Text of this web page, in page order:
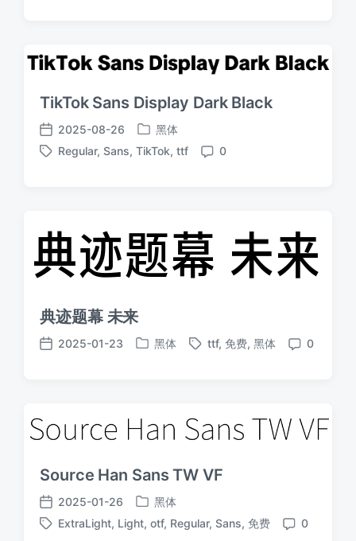
TikTok Sans Display Dark Black
发
布
2025-08-26
发
布
黑体
标
Regular, Sans, TikTok, ttf
评
0
典迹题幕 未来
发
2025-01-23
发
黑体
标
ttf, 免费, 黑体
评
0
Source Han Sans TW VF
发
布
2025-01-26
发
布
黑体
标
ExtraLight, Light, otf, Regular, Sans, 免费
评
0